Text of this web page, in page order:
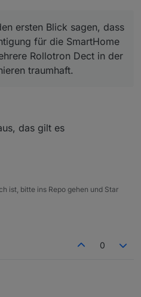
ersten Blick sagen, dass
für die SmartHome
Rollotron Dect in der
traumhaft.
das gilt es
ist, bitte ins Repo gehen und Star
0